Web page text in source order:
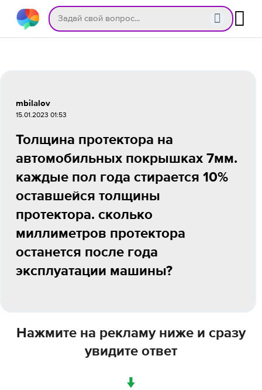
mbilalov
15.01.2023 01:53
Толщина протектора на
автомобильных покрышках 7мм.
каждые пол года стирается 10%
оставшейся толщины
протектора. сколько
миллиметров протектора
останется после года
эксплуатации машины?
Нажмите на рекламу ниже и сразу
увидите ответ
↓